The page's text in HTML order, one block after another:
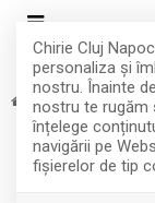
Chirie Cluj
personaliza și
nostru. Înainte
nostru te rugăm
înțelege
navigării pe
fişierelor de tip
Vanzare
Acest